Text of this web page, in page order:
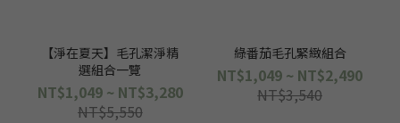
【淨在夏天】毛孔潔淨精
選組合一覽
NT$1,049 ~ NT$3,280
NT$5,550
綠番茄毛孔緊緻組合
NT$1,049 ~ NT$2,490
NT$3,540